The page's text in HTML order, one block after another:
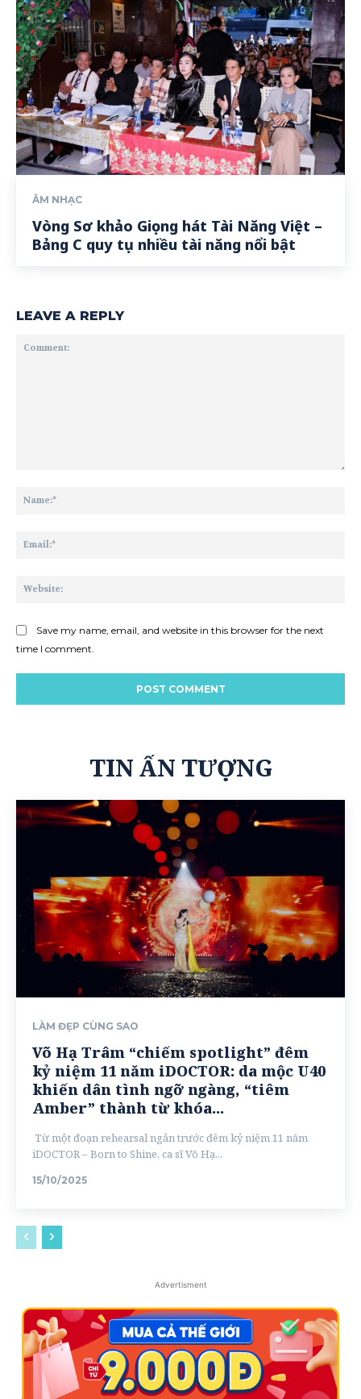
ÂM NHẠC
Vòng Sơ khảo Giọng hát Tài Năng Việt –
Bảng C quy tụ nhiều tài năng nổi bật
LEAVE A REPLY
Save my name, email, and website in this browser for the next
time I comment.
TIN ẤN TƯỢNG
LÀM ĐẸP CÙNG SAO
Võ Hạ Trâm “chiếm spotlight” đêm
kỷ niệm 11 năm iDOCTOR: da mộc U40
khiến dân tình ngỡ ngàng, “tiêm
Amber” thành từ khóa...
Từ một đoạn rehearsal ngắn trước đêm kỷ niệm 11 năm
iDOCTOR – Born to Shine, ca sĩ Võ Hạ...
15/10/2025
Advertisment